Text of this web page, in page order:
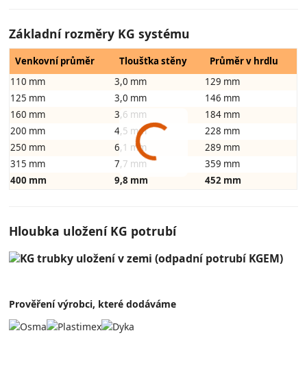
Základní rozměry KG systému
Venkovní průměr Tloušťka stěny
Průměr v hrdlu
110 mm
3,0 mm
129 mm
125 mm
3,0 mm
146 mm
160 mm
3,6 mm
184 mm
200 mm
4,5 mm
228 mm
250 mm
6,1 mm
289 mm
315 mm
7,7 mm
359 mm
400 mm
9,8 mm 452 mm
Hloubka uložení KG potrubí
Prověření výrobci, které dodáváme